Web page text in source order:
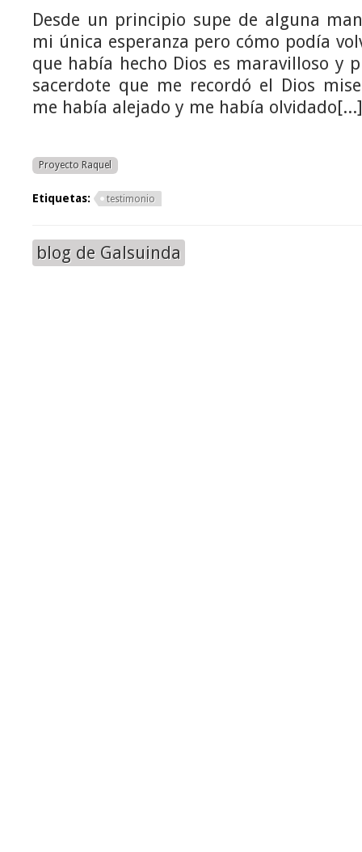
Desde un principio supe de alguna
mi única esperanza pero cómo podía
que había hecho Dios es maravilloso y
sacerdote que me recordó el Dios
me había alejado y me había olvidado[...]
Proyecto Raquel
Etiquetas: testimonio
blog de Galsuinda